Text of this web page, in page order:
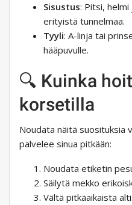
Sisustus: Pitsi,
erityistä tunnelmaa.
Tyyli: A-linja tai
hääpuvulle.
🔍 Kuinka
korsetilla
Noudata näitä suosituksia
palvelee sinua pitkään:
Noudata etiketin
Säilytä mekko
Vältä pitkäaikaista